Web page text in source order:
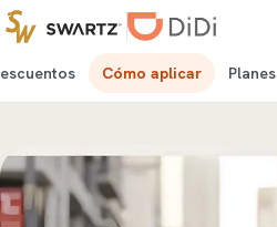
Cómo aplicar Planes